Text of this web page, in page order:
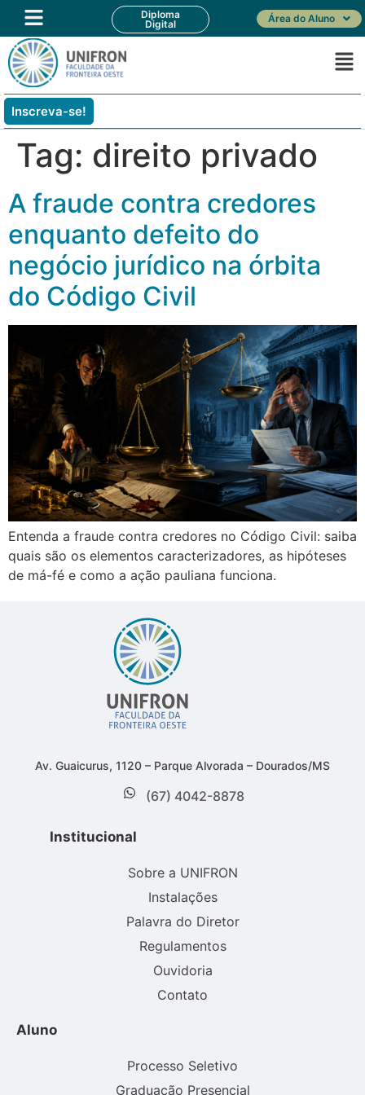
Diploma
Digital
Área do Aluno
Inscreva-se!
Tag: direito privado
A fraude contra credores
enquanto defeito do
negócio jurídico na órbita
do Código Civil
Entenda a fraude contra credores no Código Civil: saiba
quais são os elementos caracterizadores, as hipóteses
de má-fé e como a ação pauliana funciona.
Av. Guaicurus, 1120 – Parque Alvorada – Dourados/MS
(67) 4042-8878
Institucional
Sobre a UNIFRON
Instalações
Palavra do Diretor
Regulamentos
Ouvidoria
Contato
Aluno
Processo Seletivo
Graduação Presencial